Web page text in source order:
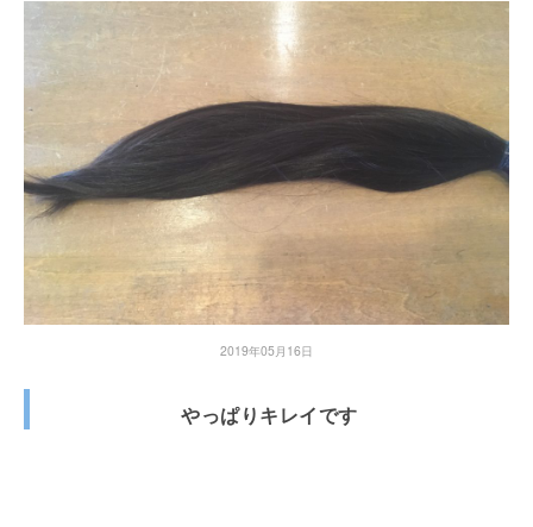
2019年05月16日
やっぱりキレイです